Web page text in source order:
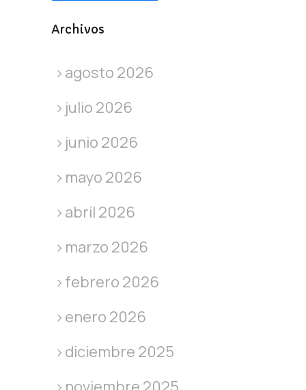
Archivos
agosto 2026
julio 2026
junio 2026
mayo 2026
abril 2026
marzo 2026
febrero 2026
enero 2026
diciembre 2025